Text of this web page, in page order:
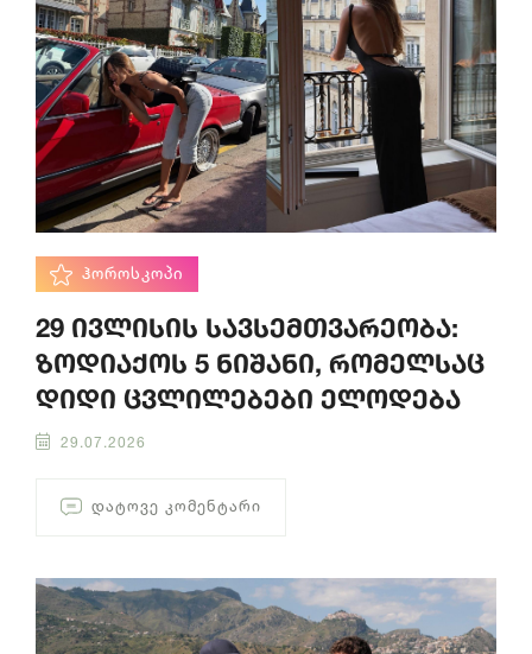
ᲰᲝᲠᲝᲡᲙᲝᲞᲘ
29 ივლისის სავსემთვარეობა:
ზოდიაქოს 5 ნიშანი, რომელსაც
დიდი ცვლილებები ელოდება
29.07.2026
ᲓᲐᲢᲝᲕᲔ ᲙᲝᲛᲔᲜᲢᲐᲠᲘ